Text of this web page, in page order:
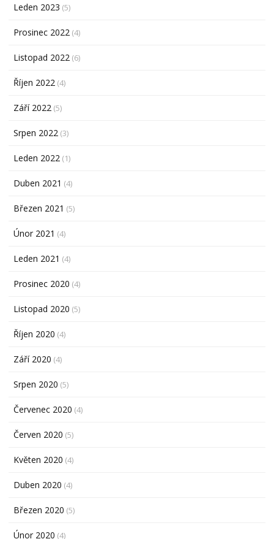
Leden 2023 (5)
Prosinec 2022 (4)
Listopad 2022 (6)
Říjen 2022 (4)
Září 2022 (5)
Srpen 2022 (3)
Leden 2022 (1)
Duben 2021 (4)
Březen 2021 (5)
Únor 2021 (4)
Leden 2021 (4)
Prosinec 2020 (4)
Listopad 2020 (5)
Říjen 2020 (4)
Září 2020 (4)
Srpen 2020 (5)
Červenec 2020 (4)
Červen 2020 (5)
Květen 2020 (4)
Duben 2020 (4)
Březen 2020 (5)
Únor 2020 (4)